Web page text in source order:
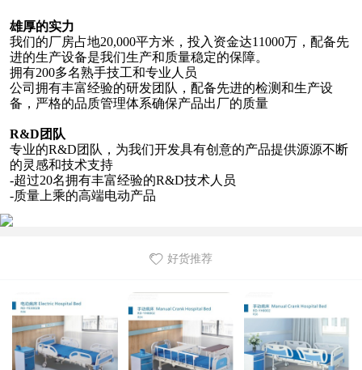
雄厚的实力
我们的厂房占地20,000平方米，投入资金达11000万，配备先
进的生产设备是我们生产和质量稳定的保障。
拥有200多名熟手技工和专业人员
公司拥有丰富经验的研发团队，配备先进的检测和生产设
备，严格的品质管理体系确保产品出厂的质量
R&D团队
专业的R&D团队，为我们开发具有创意的产品提供源源不断
的灵感和技术支持
-超过20名拥有丰富经验的R&D技术人员
-质量上乘的高端电动产品
好货推荐